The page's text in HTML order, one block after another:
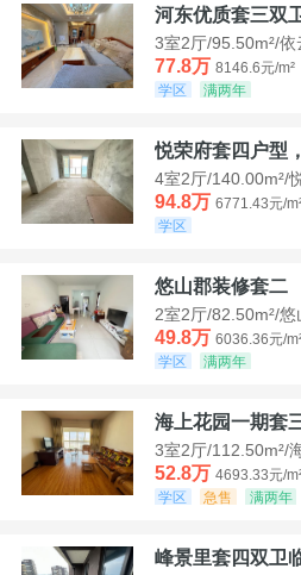
河东优质套三双
3室2厅/95.50m²/依
77.8万 8146.6元/m²
学区
满两年
4室2厅/140.00m²/
94.8万 6771.43元/
学区
悠山郡装修套二
2室2厅/82.50m²/悠
49.8万 6036.36元/
学区
满两年
海上花园一期套
3室2厅/112.50m²/
52.8万 4693.33元/
学区
急售 满两年